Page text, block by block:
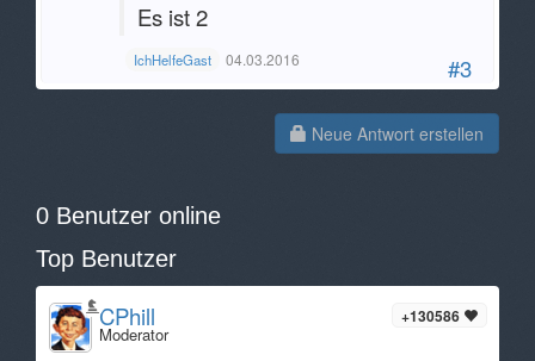
#3
Es ist 2
IchHelfeGast 04.03.2016
Neue Antwort erstellen
0 Benutzer online
Top Benutzer
+130586
CPhill
Moderator